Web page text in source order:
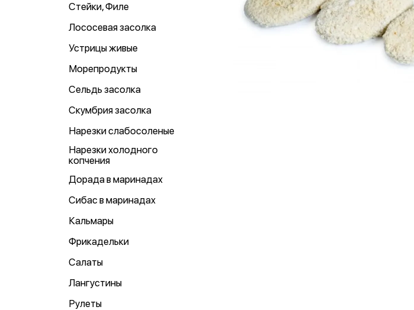
Стейки, Филе
Лососевая засолка
Устрицы живые
Морепродукты
Сельдь засолка
Скумбрия засолка
Нарезки слабосоленые
Нарезки холодного
копчения
Дорада в маринадах
Сибас в маринадах
Кальмары
Фрикадельки
Салаты
Лангустины
Рулеты